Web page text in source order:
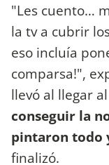
"Les cuento…
la tv a cubrir
eso incluía
comparsa!",
llevó al llegar
conseguir la
pintaron todo
finalizó.